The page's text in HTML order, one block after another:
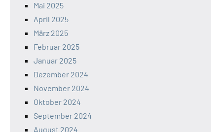
Mai 2025
April 2025
März 2025
Februar 2025
Januar 2025
Dezember 2024
November 2024
Oktober 2024
September 2024
August 2024